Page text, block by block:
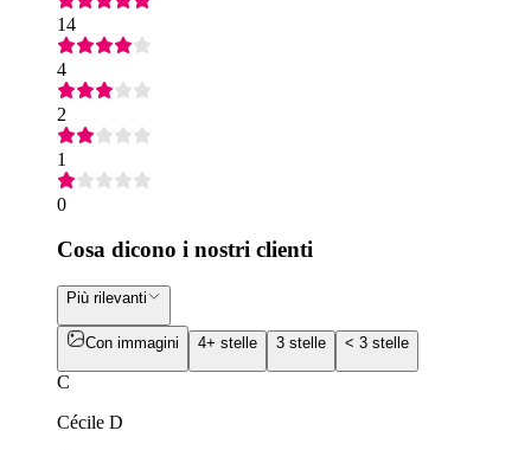
14
4
2
1
0
Cosa dicono i nostri clienti
Più rilevanti
Con immagini 4+ stelle 3 stelle < 3 stelle
C
Cécile D